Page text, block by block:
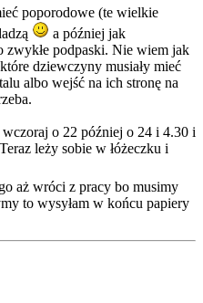
poporodowe (te wielkie
a później jak
zwykłe podpaski. Nie wiem jak
dziewczyny musiały mieć
albo wejść na ich stronę na
o 22 później o 24 i 4.30 i
leży sobie w łóżeczku i
aż wróci z pracy bo musimy
to wysyłam w końcu papiery